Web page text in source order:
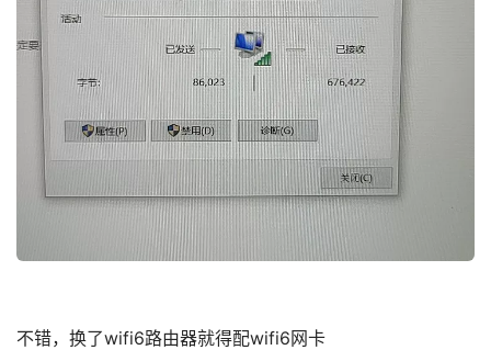
不错，换了wifi6路由器就得配wifi6网卡